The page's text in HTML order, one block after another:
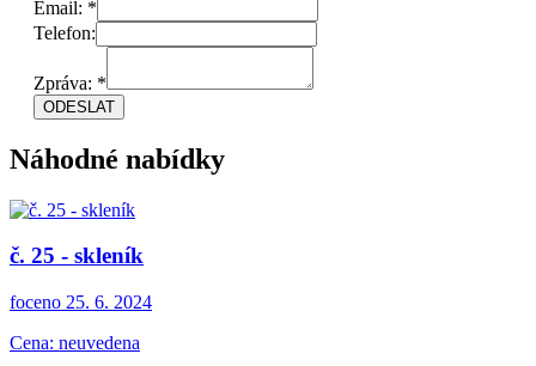
Email: *
Telefon:
Zpráva: *
Náhodné nabídky
č. 25 - skleník
foceno 25. 6. 2024
Cena: neuvedena